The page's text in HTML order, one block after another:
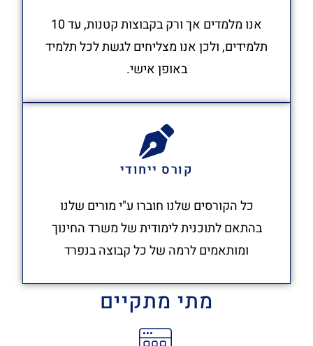
אנו מלמדים אך ורק בקבוצות קטנות, עד 10
תלמידים, ולכן אנו מצליחים לגשת לכל תלמיד
באופן אישי.
קורס ייחודי
כל הקורסים שלנו חוברו ע"י מורים שלנו
בהתאם לתוכנית לימודית של משרד החינוך
ומותאמים לרמה של כל קבוצה בנפרד
מתי מתקיים